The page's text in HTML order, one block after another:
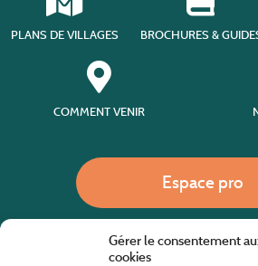
Gérer le consentement
cookies
PLANS DE VILLAGES BROCHURES &
COMMENT VENIR
Espace pro